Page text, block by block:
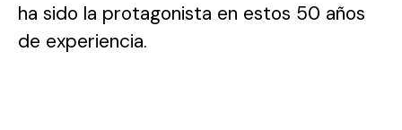
ha sido la protagonista en estos 50 años
de experiencia.